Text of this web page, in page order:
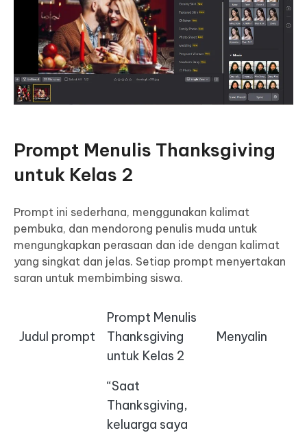
Prompt Menulis Thanksgiving
untuk Kelas 2
Prompt ini sederhana, menggunakan kalimat
pembuka, dan mendorong penulis muda untuk
mengungkapkan perasaan dan ide dengan kalimat
yang singkat dan jelas. Setiap prompt menyertakan
saran untuk membimbing siswa.
Judul prompt
Prompt Menulis
Thanksgiving
untuk Kelas 2
Menyalin
“Saat
Thanksgiving,
keluarga saya